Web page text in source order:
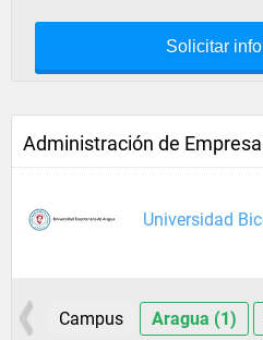
Solicitar
Administración de
Universidad
Campus Aragua (1)